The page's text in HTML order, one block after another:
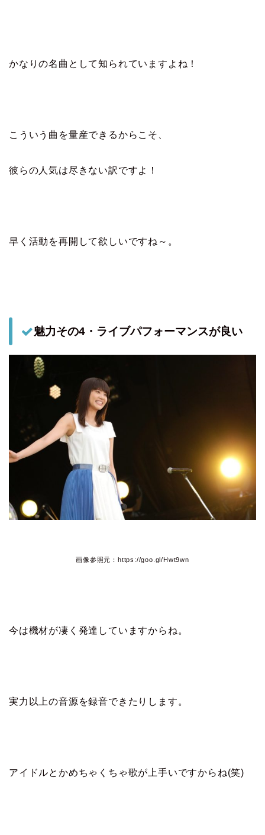
かなりの名曲として知られていますよね！
こういう曲を量産できるからこそ、
彼らの人気は尽きない訳ですよ！
早く活動を再開して欲しいですね～。
魅力その4・ライブパフォーマンスが良い
画像参照元：https://goo.gl/Hwt9wn
今は機材が凄く発達していますからね。
実力以上の音源を録音できたりします。
アイドルとかめちゃくちゃ歌が上手いですからね(笑)